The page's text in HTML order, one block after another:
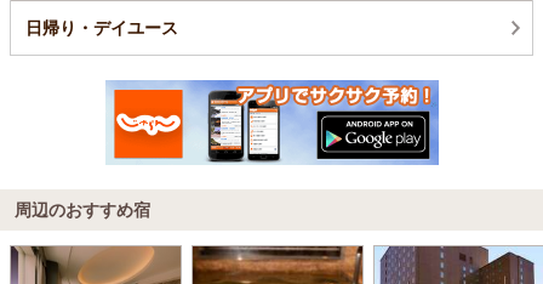
日帰り・デイユース
周辺のおすすめ宿